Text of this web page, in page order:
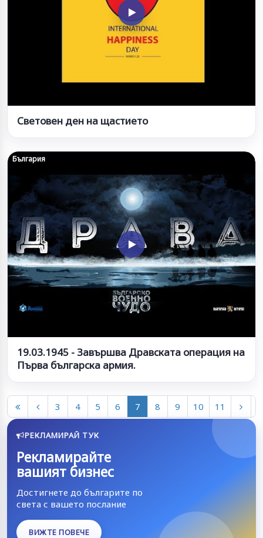
Световен ден на щастието
България
19.03.1945 - Завършва Дравската операция на
Първа българска армия.
3 4 5 6 7 8 9 10 11
РЕКЛАМИРАЙ ТУК
Рекламирайте
вашият бизнес
Достигнете до българите по
света с вашето послание
ВИЖТЕ ПОВЕЧЕ